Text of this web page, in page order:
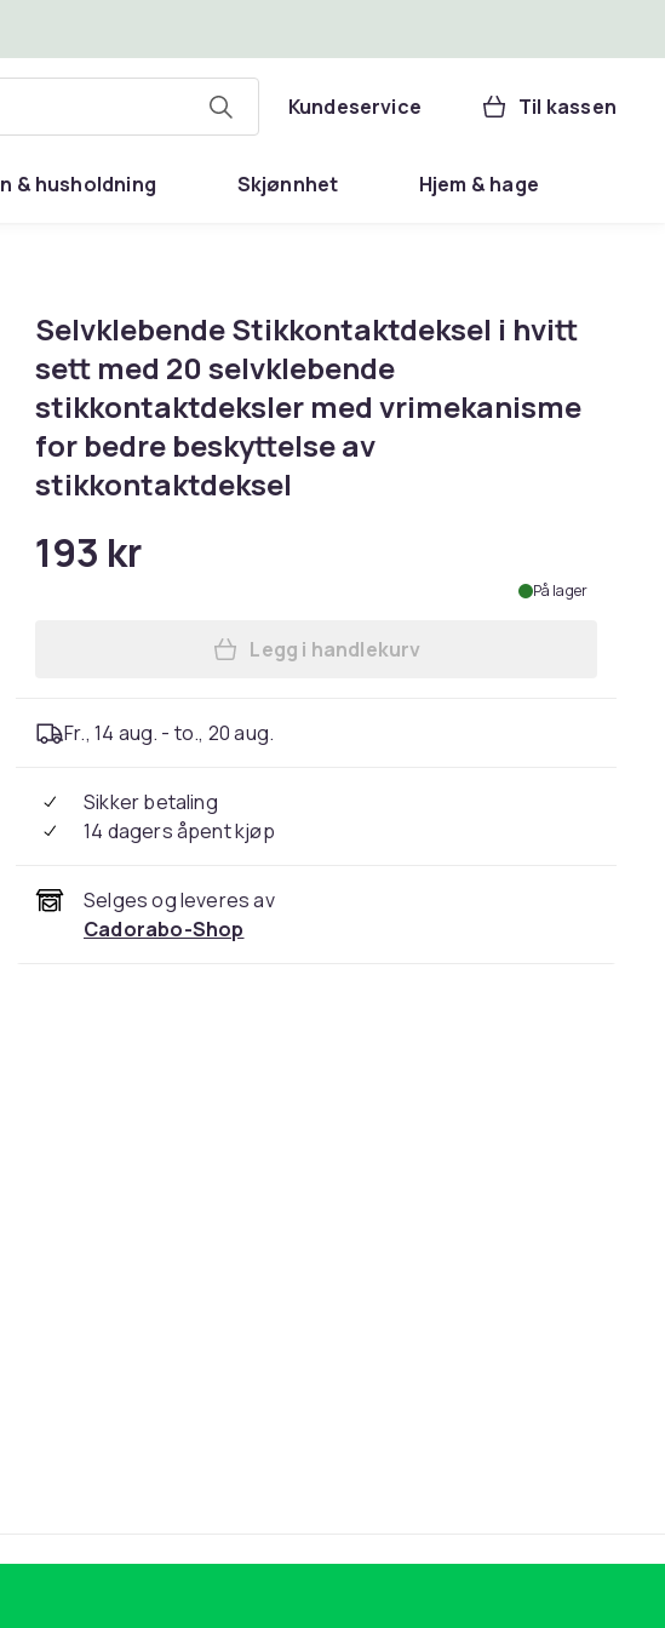
Kundeservice Til kassen
& husholdning Skjønnhet Hjem & hage
Selvklebende Stikkontaktdeksel i hvitt
sett med 20 selvklebende
stikkontaktdeksler med vrimekanisme
for bedre beskyttelse av
stikkontaktdeksel
193 kr
På lager
Legg Selvklebende
Legg i handlekurv
Fr., 14 aug. - to., 20 aug.
Sikker betaling
14 dagers åpent kjøp
Selges og leveres av
Cadorabo-Shop